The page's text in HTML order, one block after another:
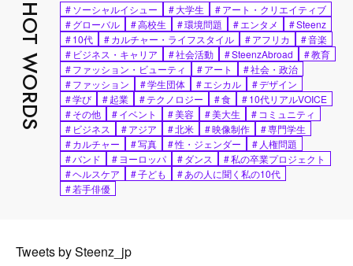
HOT WORDS #ソーシャルイシュー #大学生 #アート・クリエイティブ
#グローバル #高校生 #環境問題 #エンタメ #Steenz
#10代 #カルチャー・ライフスタイル #アフリカ #音楽
# ビジネス・キャリア #社会活動 #SteenzAbroad #教育
#ファッション・ビューティ #アート #社会・政治
#ファッション #学生団体 #エシカル #デザイン
#学び #起業 #テクノロジー #食 #10代リアルVOICE
#その他 #イベント #美容 #美大生 # コミュニティ
# ビジネス #アジア #北米 #映像制作 #専門学生
#カルチャー #写真 #性・ジェンダー # 人権問題
#バンド #ヨーロッパ #ダンス #私の卒業プロジェクト
#ヘルスケア #子ども #あの人に聞く私の10代
#若手俳優
Tweets by Steenz_jp